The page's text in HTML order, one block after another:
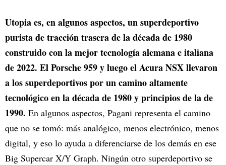
Utopia es, en algunos aspectos, un superdeportivo
purista de tracción trasera de la década de 1980
construido con la mejor tecnología alemana e italiana
de 2022. El Porsche 959 y luego el Acura NSX llevaron
a los superdeportivos por un camino altamente
tecnológico en la década de 1980 y principios de la de
1990. En algunos aspectos, Pagani representa el camino
que no se tomó: más analógico, menos electrónico, menos
digital, y eso lo ayuda a diferenciarse de los demás en ese
Big Supercar X/Y Graph. Ningún otro superdeportivo se